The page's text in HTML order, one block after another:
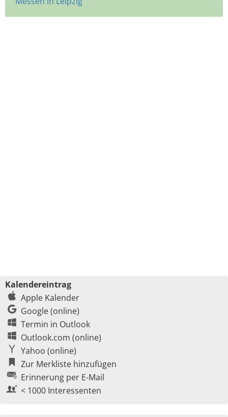
Kalendereintrag
Apple Kalender
Google (online)
Termin in Outlook
Outlook.com (online)
Yahoo (online)
Zur Merkliste hinzufügen
Erinnerung per E-Mail
< 1000 Interessenten